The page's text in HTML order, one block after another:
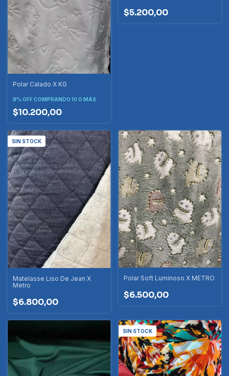
Polar Calado X KG
8% OFFCOMPRANDO 10 O MÁS
$10.200,00
$5.200,00
SIN STOCK
Matelasse Liso De Jean X
Metro
$6.800,00
Polar Soft Luminoso X METRO
$6.500,00
SIN STOCK